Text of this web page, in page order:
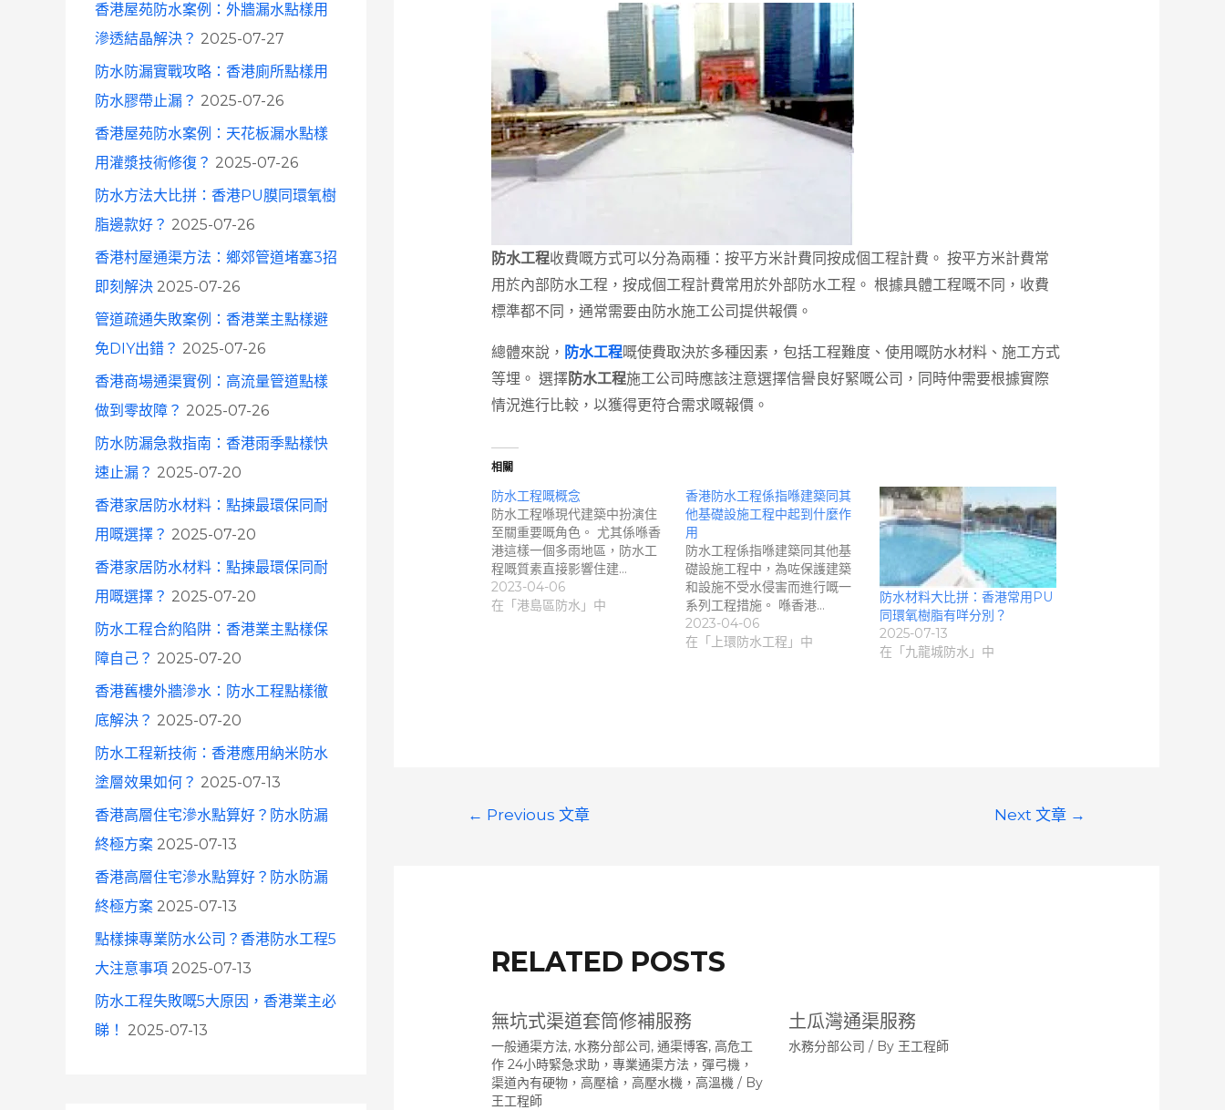
香港屋苑防水案例：外牆漏水點樣用
滲透結晶解決？ 2025-07-27
防水防漏實戰攻略：香港廁所點樣用
防水膠帶止漏？ 2025-07-26
香港屋苑防水案例：天花板漏水點樣
用灌漿技術修復？ 2025-07-26
防水方法大比拼：香港PU膜同環氧樹
脂邊款好？ 2025-07-26
香港村屋通渠方法：鄉郊管道堵塞3招
即刻解決 2025-07-26
管道疏通失敗案例：香港業主點樣避
免DIY出錯？ 2025-07-26
香港商場通渠實例：高流量管道點樣
做到零故障？ 2025-07-26
防水防漏急救指南：香港雨季點樣快
速止漏？ 2025-07-20
香港家居防水材料：點揀最環保同耐
用嘅選擇？ 2025-07-20
香港家居防水材料：點揀最環保同耐
用嘅選擇？ 2025-07-20
防水工程合約陷阱：香港業主點樣保
障自己？ 2025-07-20
香港舊樓外牆滲水：防水工程點樣徹
底解決？ 2025-07-20
防水工程新技術：香港應用納米防水
塗層效果如何？ 2025-07-13
香港高層住宅滲水點算好？防水防漏
終極方案 2025-07-13
香港高層住宅滲水點算好？防水防漏
終極方案 2025-07-13
點樣揀專業防水公司？香港防水工程5
大注意事項 2025-07-13
防水工程失敗嘅5大原因，香港業主必
睇！
2025-07-13
防水工程收費嘅方式可以分為兩種：按平方米計費同按成個工程計費。 按平方米計費常
用於內部防水工程，按成個工程計費常用於外部防水工程。 根據具體工程嘅不同，收費
標準都不同，通常需要由防水施工公司提供報價。
總體來說， 防水工程嘅使費取決於多種因素，包括工程難度、使用嘅防水材料、施工方式
等埋。 選擇防水工程施工公司時應該注意選擇信譽良好緊嘅公司，同時仲需要根據實際
情況進行比較，以獲得更符合需求嘅報價。
相關
防水工程嘅概念
防水工程喺現代建築中扮演住
至關重要嘅角色。 尤其係喺香
港這樣一個多雨地區，防水工
程嘅質素直接影響住建…
2023-04-06
在「港島區防水」中
香港防水工程係指喺建築同其
他基礎設施工程中起到什麼作
用
防水工程係指喺建築同其他基
礎設施工程中，為咗保護建築
和設施不受水侵害而進行嘅一
系列工程措施。 喺香港…
2023-04-06
在「上環防水工程」中
防水材料大比拼：香港常用PU
同環氧樹脂有咩分別？
2025-07-13
在「九龍城防水」中
← Previous 文章 Next 文章 →
RELATED POSTS
無坑式渠道套筒修補服務
一般通渠方法, 水務分部公司, 通渠博客, 高危工
作 24小時緊急求助，專業通渠方法，彈弓機，
渠道內有硬物，高壓槍，高壓水機，高溫機/ By
王工程師
土瓜灣通渠服務
水務分部公司 / By 王工程師